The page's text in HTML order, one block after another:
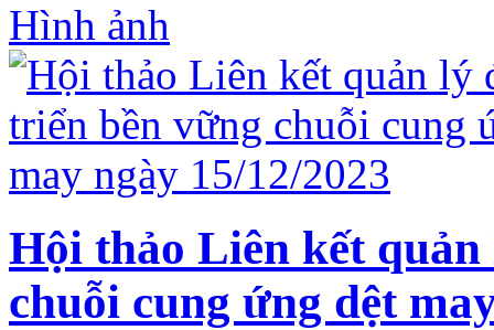
Hình ảnh
Hội thảo Liên kết
chuỗi cung ứng dệt